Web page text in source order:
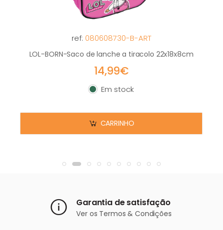
ref: 080608730-B-ART
LOL-BORN-Saco de lanche a tiracolo 22x18x8cm
14,99€
Em stock
Em stock
CARRINHO
Garantia de satisfação
Ver os Termos & Condições